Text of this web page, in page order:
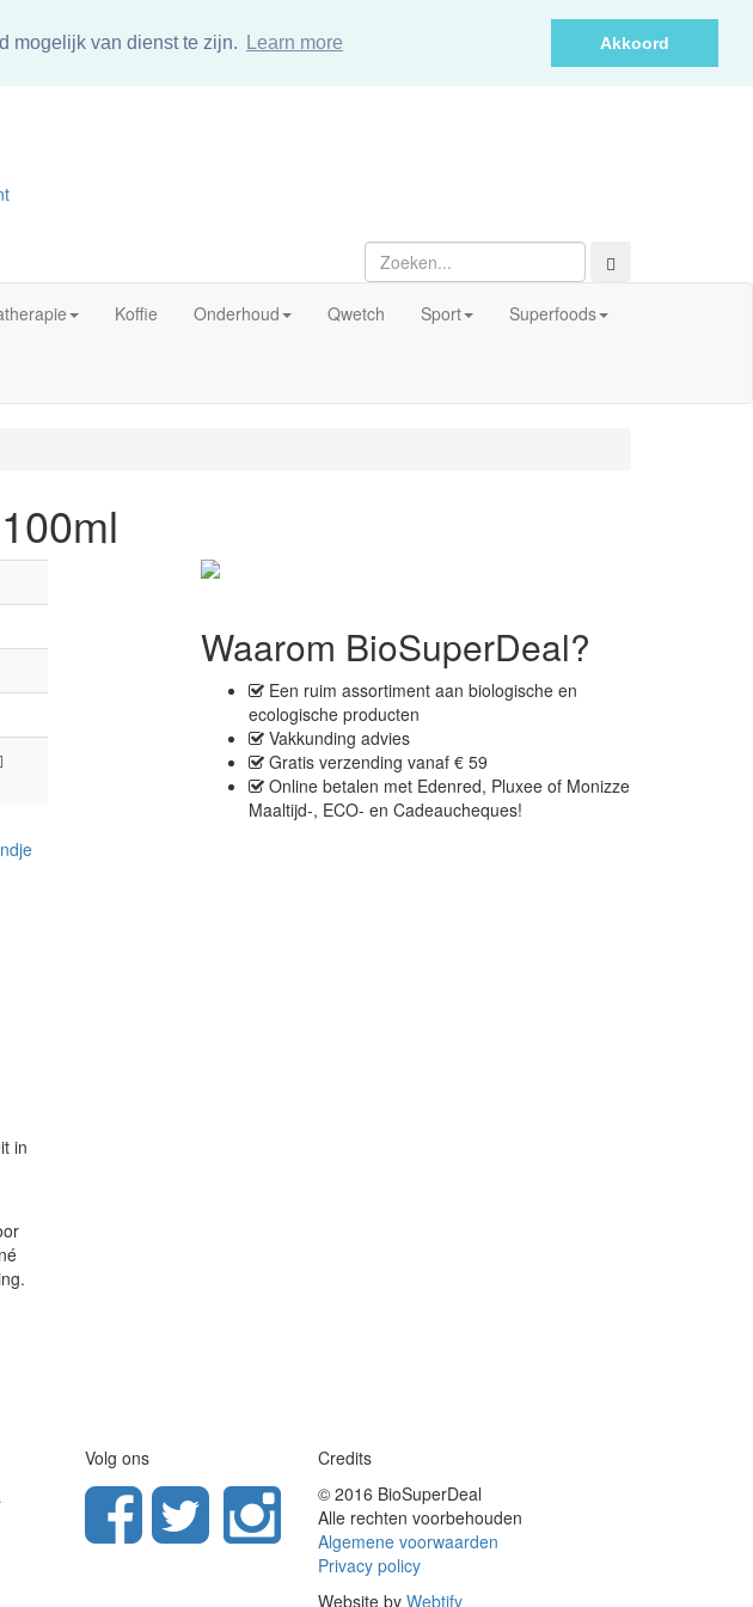
mogelijk van dienst te zijn. Learn more Akkoord
Koffie Onderhoud Qwetch Sport Superfoods
in
Waarom BioSuperDeal?
Een ruim assortiment aan biologische en
ecologische producten
Vakkunding advies
Gratis verzending vanaf € 59
Online betalen met Edenred, Pluxee of Monizze
Maaltijd-, ECO- en Cadeaucheques!
Volg ons
Credits
© 2016 BioSuperDeal
Alle rechten voorbehouden
Algemene voorwaarden
Privacy policy
Website by Webtify